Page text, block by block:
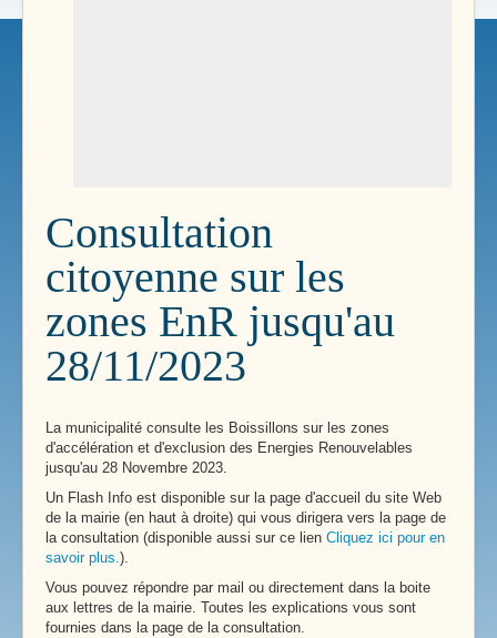
Consultation
citoyenne sur les
zones EnR jusqu'au
28/11/2023
La municipalité consulte les Boissillons sur les zones
d'accélération et d'exclusion des Energies Renouvelables
jusqu'au 28 Novembre 2023.
Un Flash Info est disponible sur la page d'accueil du site Web
de la mairie (en haut à droite) qui vous dirigera vers la page de
la consultation (disponible aussi sur ce lien Cliquez ici pour en
savoir plus. ).
Vous pouvez répondre par mail ou directement dans la boite
aux lettres de la mairie. Toutes les explications vous sont
fournies dans la page de la consultation.